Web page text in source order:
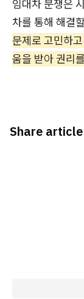
임대차 분쟁은
차를 통해 해결
문제로 고민하
움을 받아 권리
Share article